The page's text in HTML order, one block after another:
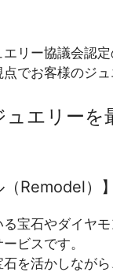
エリー協議会認
でお客様のジ
ュエリー
（Remodel）
宝石やダイヤ
ビスです。
石を活かしなが